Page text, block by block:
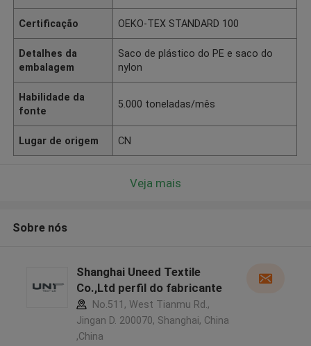
Certificação OEKO-TEX STANDARD 100
Detalhes da
embalagem
Saco de plástico do PE e saco do
nylon
Habilidade da
fonte
5.000 toneladas/mês
Lugar de origem CN
Veja mais
Sobre nós
Shanghai Uneed Textile
Co.,Ltd perfil do fabricante
No.511, West Tianmu Rd.,
Jingan D. 200070, Shanghai, China
,China